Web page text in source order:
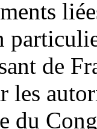
de
les
du